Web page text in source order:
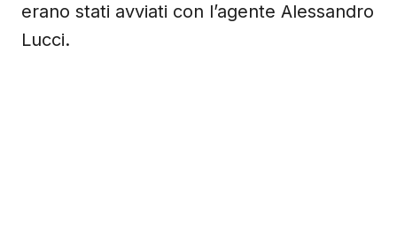
erano stati avviati con l’agente Alessandro
Lucci.